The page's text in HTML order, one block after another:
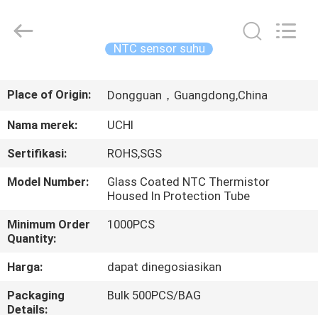
PRODUK
PERTUNJUKAN
VR
TENTANG
KAMI
TUR
Electronics
Co.,Ltd.
NTC sensor suhu
Place of Origin: Dongguan，Guangdong,China
Nama merek:
UCHI
Sertifikasi:
ROHS,SGS
Model Number:
Glass Coated NTC Thermistor
Housed In Protection Tube
Minimum Order
Quantity:
1000PCS
Harga:
dapat dinegosiasikan
Packaging
Details:
Bulk 500PCS/BAG